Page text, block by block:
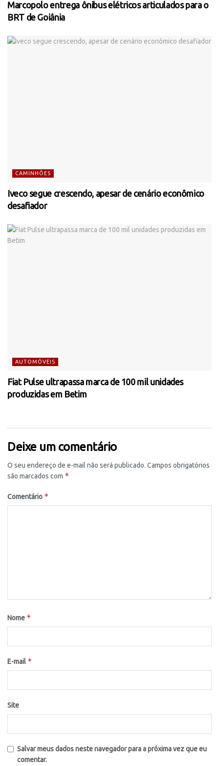
Marcopolo entrega ônibus elétricos articulados para o
BRT de Goiânia
CAMINHÕES
Iveco segue crescendo, apesar de cenário econômico
desafiador
AUTOMÓVEIS
Fiat Pulse ultrapassa marca de 100 mil unidades
produzidas em Betim
Deixe um comentário
O seu endereço de e-mail não será publicado. Campos obrigatórios
são marcados com *
Comentário *
Nome *
E-mail *
Site
Salvar meus dados neste navegador para a próxima vez que eu
comentar.